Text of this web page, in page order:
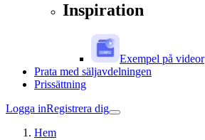
Inspiration
Exempel på videor
Prata med säljavdelningen
Prissättning
Logga inRegistrera dig
Hem